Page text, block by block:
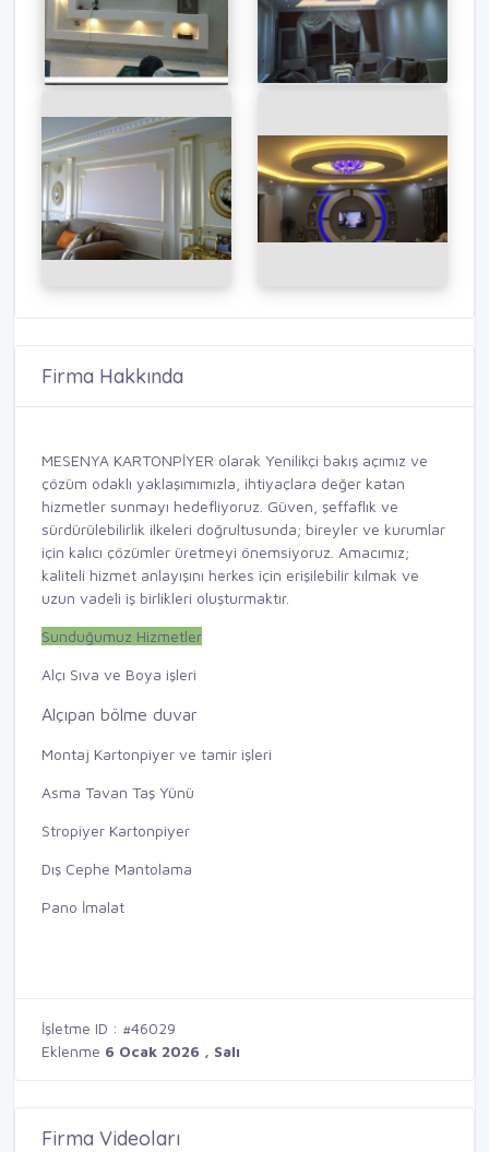
Firma Hakkında
MESENYA KARTONPİYER olarak Yenilikçi bakış açımız ve
çözüm odaklı yaklaşımımızla, ihtiyaçlara değer katan
hizmetler sunmayı hedefliyoruz. Güven, şeffaflık ve
sürdürülebilirlik ilkeleri doğrultusunda; bireyler ve kurumlar
için kalıcı çözümler üretmeyi önemsiyoruz. Amacımız;
kaliteli hizmet anlayışını herkes için erişilebilir kılmak ve
uzun vadeli iş birlikleri oluşturmaktır.
Sunduğumuz Hizmetler
Alçı Sıva ve Boya işleri
Alçıpan bölme duvar
Montaj Kartonpiyer ve tamir işleri
Asma Tavan Taş Yünü
Stropiyer Kartonpiyer
Dış Cephe Mantolama
Pano İmalat
İşletme ID : #46029
Eklenme 6 Ocak 2026 , Salı
Firma Videoları